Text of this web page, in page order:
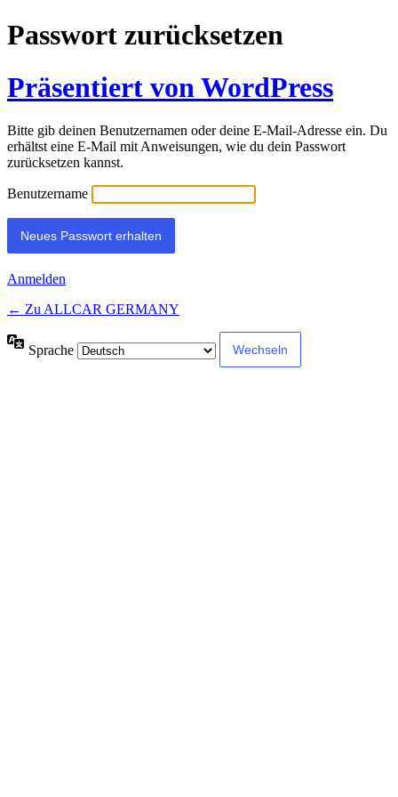
Passwort zurücksetzen
Präsentiert von WordPress
Bitte gib deinen Benutzernamen oder deine E-Mail-Adresse ein. Du
erhältst eine E-Mail mit Anweisungen, wie du dein Passwort
zurücksetzen kannst.
Benutzername
Anmelden
← Zu ALLCAR GERMANY
Sprache